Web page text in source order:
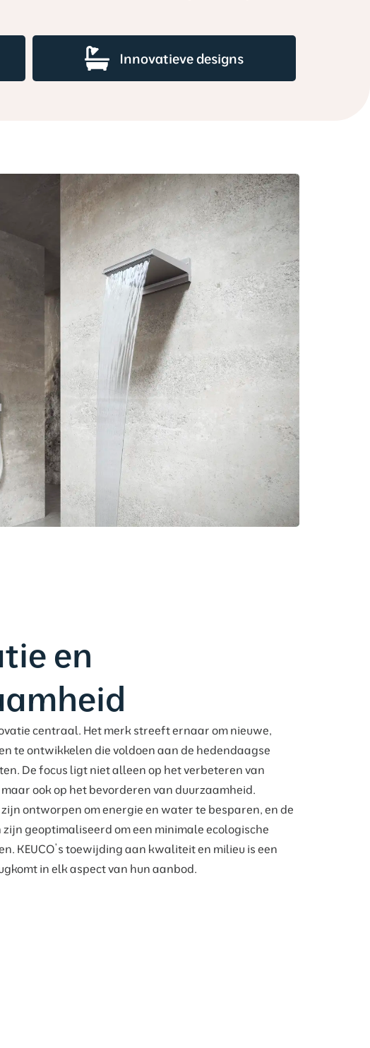
Innovatieve designs
en
centraal. Het merk streeft ernaar om nieuwe,
te ontwikkelen die voldoen aan de hedendaagse
De focus ligt niet alleen op het verbeteren van
ook op het bevorderen van duurzaamheid.
zijn ontworpen om energie en water te besparen, en de
geoptimaliseerd om een minimale ecologische
KEUCO’s toewijding aan kwaliteit en milieu is een
in elk aspect van hun aanbod.